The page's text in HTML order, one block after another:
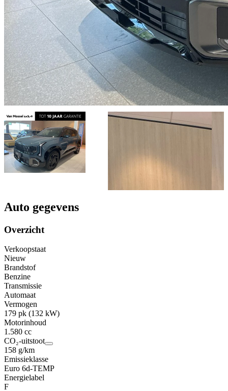
Auto gegevens
Overzicht
Verkoopstaat
Nieuw
Brandstof
Benzine
Transmissie
Automaat
Vermogen
179 pk (132 kW)
Motorinhoud
1.580 cc
CO₂-uitstoot
158 g/km
Emissieklasse
Euro 6d-TEMP
Energielabel
F